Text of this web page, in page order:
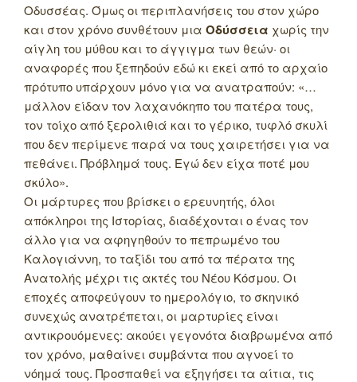
Οδυσσέας. Όμως οι περιπλανήσεις του στον χώρο
και στον χρόνο συνθέτουν μια Οδύσσεια χωρίς την
αίγλη του μύθου και το άγγιγμα των θεών· οι
αναφορές που ξεπηδούν εδώ κι εκεί από το αρχαίο
πρότυπο υπάρχουν μόνο για να ανατραπούν: «…
μάλλον είδαν τον λαχανόκηπο του πατέρα τους,
τον τοίχο από ξερολιθιά και το γέρικο, τυφλό σκυλί
που δεν περίμενε παρά να τους χαιρετήσει για να
πεθάνει. Πρόβλημά τους. Εγώ δεν είχα ποτέ μου
σκύλο».
Οι μάρτυρες που βρίσκει ο ερευνητής, όλοι
απόκληροι της Ιστορίας, διαδέχονται ο ένας τον
άλλο για να αφηγηθούν το πεπρωμένο του
Καλογιάννη, το ταξίδι του από τα πέρατα της
Ανατολής μέχρι τις ακτές του Νέου Κόσμου. Οι
εποχές αποφεύγουν το ημερολόγιο, το σκηνικό
συνεχώς ανατρέπεται, οι μαρτυρίες είναι
αντικρουόμενες: ακούει γεγονότα διαβρωμένα από
τον χρόνο, μαθαίνει συμβάντα που αγνοεί το
νόημά τους. Προσπαθεί να εξηγήσει τα αίτια, τις